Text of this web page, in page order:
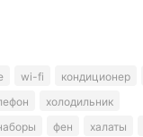
wi-fi кондиционер
холодильник
фен халаты